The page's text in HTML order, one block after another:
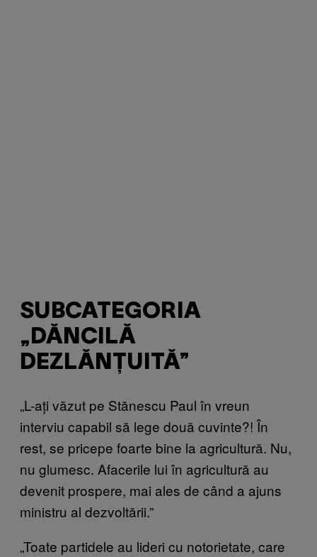
SUBCATEGORIA
„DĂNCILĂ
DEZLĂNȚUITĂ”
„L-ați văzut pe Stănescu Paul în vreun
interviu capabil să lege două cuvinte?! În
rest, se pricepe foarte bine la agricultură. Nu,
nu glumesc. Afacerile lui în agricultură au
devenit prospere, mai ales de când a ajuns
ministru al dezvoltării.”
„Toate partidele au lideri cu notorietate, care